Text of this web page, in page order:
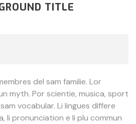
TITLE
del sam familie. Lor
myth. Por scientie, musica, sport
vocabular. Li lingues differe
li pronunciation e li plu commun